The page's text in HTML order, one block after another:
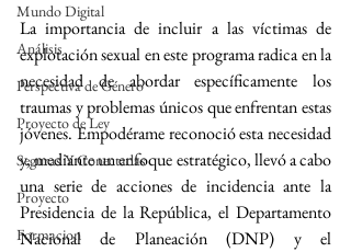
Mundo Digital
Análisis
Perspectiva de Género
Proyecto de Ley
Seguras Y Conectadas
Proyecto
Formacion
La importancia de incluir a las víctimas de
explotación sexual en este programa radica en la
necesidad de abordar específicamente los
traumas y problemas únicos que enfrentan estas
jóvenes. Empodérame reconoció esta necesidad
y, mediante un enfoque estratégico, llevó a cabo
una serie de acciones de incidencia ante la
Presidencia de la República, el Departamento
Nacional de Planeación (DNP) y el